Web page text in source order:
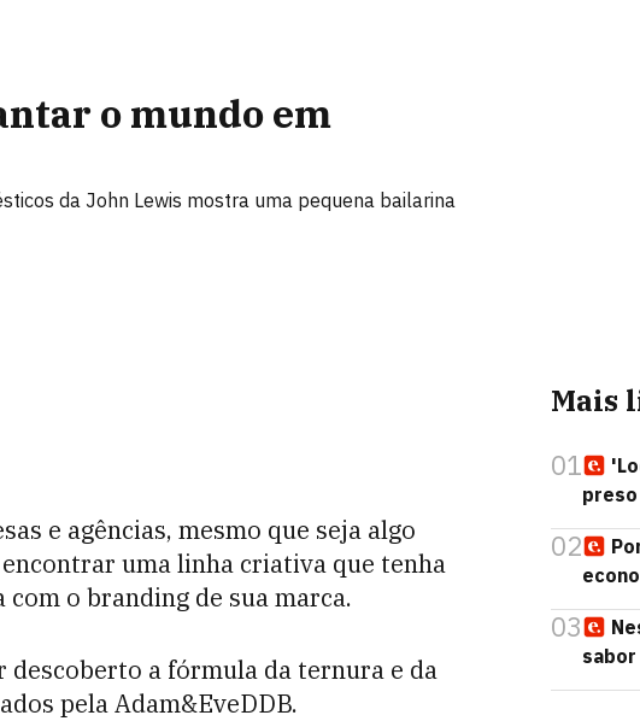
o mundo em
da John Lewis mostra uma pequena bailarina
e agências, mesmo que seja algo
uma linha criativa que tenha
o branding de sua marca.
descoberto a fórmula da ternura e da
pela Adam&EveDDB.
Mais
01
02
03